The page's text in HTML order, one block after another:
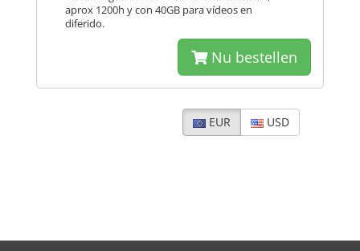
aprox 1200h y con 40GB para vídeos en
diferido.
Nu bestellen
EUR USD